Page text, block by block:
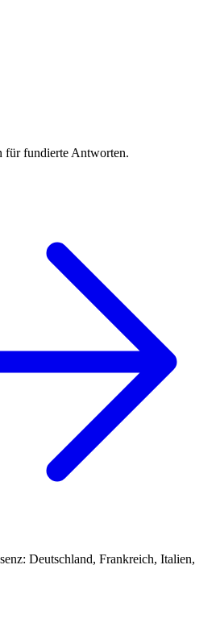
für fundierte Antworten.
Deutschland, Frankreich, Italien,